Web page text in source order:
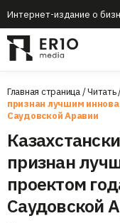
Интернет-издание о
Главная страница/Читать
признан лучшим
Саудовской Аравии
признан
проектом
Саудовской